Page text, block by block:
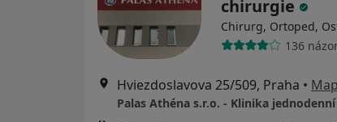
chirurgie
Chirurg, Ortoped,
136
Hviezdoslavova 25/509, Praha •
Palas Athéna s.r.o. - Klinika